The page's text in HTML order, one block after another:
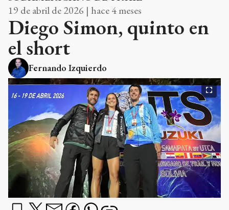
19 de abril de 2026 | hace 4 meses
Diego Simon, quinto en
el short
Fernando Izquierdo